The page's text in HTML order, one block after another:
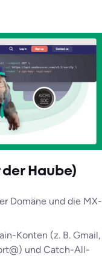
Haube)
Domäne und die MX-
Konten (z. B. Gmail,
und Catch-All-